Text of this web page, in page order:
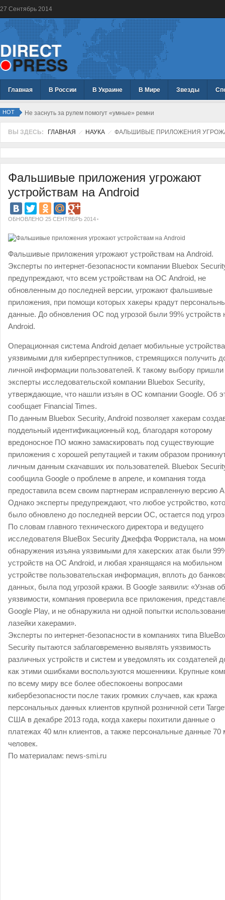
27 Сентябрь 2014
Главная В России В Украине В Мире Звезды
HOT Не заснуть за рулем помогут «умные» ремни
ВЫ ЗДЕСЬ: ГЛАВНАЯ НАУКА ФАЛЬШИВЫЕ ПРИЛОЖЕНИЯ
Фальшивые приложения угрожают
устройствам на Android
ОБНОВЛЕНО 25 СЕНТЯБРЬ 2014
Фальшивые приложения угрожают устройствам на Android.
Эксперты по интернет-безопасности компании Bluebox
предупреждают, что всем устройствам на ОС Android, не
обновленным до последней версии, угрожают фальшивые
приложения, при помощи которых хакеры крадут
данные. До обновления ОС под угрозой были 99% устройств
Android.
Операционная система Android делает мобильные устройства
уязвимыми для киберпреступников, стремящихся получить
личной информации пользователей. К такому выбору пришли
эксперты исследовательской компании Bluebox Security,
утверждающие, что нашли изъян в ОС компании Google. Об
сообщает Financial Times.
По данным Bluebox Security, Android позволяет хакерам
поддельный идентификационный код, благодаря которому
вредоносное ПО можно замаскировать под существующие
приложения с хорошей репутацией и таким образом
личным данным скачавших их пользователей. Bluebox
сообщила Google о проблеме в апреле, и компания тогда
предоставила всем своим партнерам исправленную версию
Однако эксперты предупреждают, что любое устройство,
было обновлено до последней версии ОС, остается под
По словам главного технического директора и ведущего
исследователя BlueBox Security Джеффа Форристала, на
обнаружения изъяна уязвимыми для хакерских атак были
устройств на ОС Android, и любая хранящаяся на мобильном
устройстве пользовательская информация, вплоть до
данных, была под угрозой кражи. В Google заявили: «Узнав об
уязвимости, компания проверила все приложения,
Google Play, и не обнаружила ни одной попытки
лазейки хакерами».
Эксперты по интернет-безопасности в компаниях типа
Security пытаются заблаговременно выявлять уязвимость
различных устройств и систем и уведомлять их создателей
как этими ошибками воспользуются мошенники. Крупные
по всему миру все более обеспокоены вопросами
кибербезопасности после таких громких случаев, как кража
персональных данных клиентов крупной розничной сети
США в декабре 2013 года, когда хакеры похитили данные о
платежах 40 млн клиентов, а также персональные данные 70
человек.
По материалам: news-smi.ru